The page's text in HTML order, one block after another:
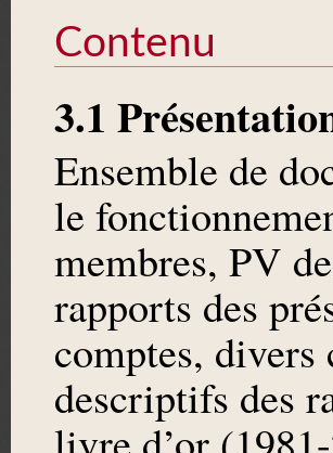
Contenu
3.1
Ensemble de
le
membres, PV
rapports des
comptes,
descriptifs des